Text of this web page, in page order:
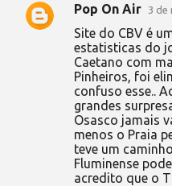
C
Pop On Air 3 de
Site do CBV é
estatisticas do
Caetano com
Pinheiros, foi
confuso esse..
grandes
Osasco jamais
menos o Praia
teve um
Fluminense
acredito que o